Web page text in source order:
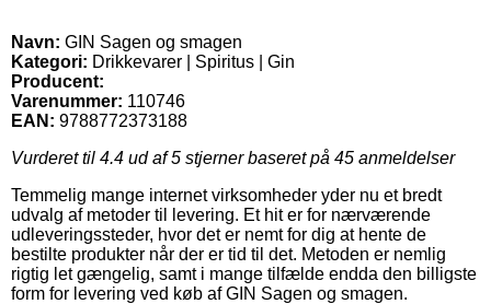
Navn: GIN Sagen og smagen
Kategori: Drikkevarer | Spiritus | Gin
Producent:
Varenummer: 110746
EAN: 9788772373188
Vurderet til 4.4 ud af 5 stjerner baseret på 45 anmeldelser
Temmelig mange internet virksomheder yder nu et bredt
udvalg af metoder til levering. Et hit er for nærværende
udleveringssteder, hvor det er nemt for dig at hente de
bestilte produkter når der er tid til det. Metoden er nemlig
rigtig let gængelig, samt i mange tilfælde endda den billigste
form for levering ved køb af GIN Sagen og smagen.